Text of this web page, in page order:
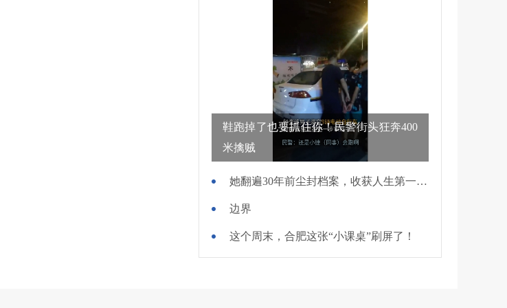
鞋跑掉了也要抓住你！民警街头狂奔400
米擒贼
她翻遍30年前尘封档案，收获人生第一面锦旗
边界
这个周末，合肥这张“小课桌”刷屏了！